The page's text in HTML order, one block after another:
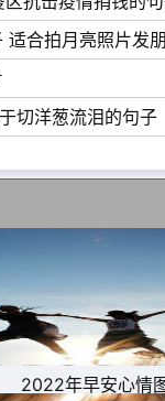
“否定”的力量，
大红大紫，大吉
。
未来，新的一年
，在这总结的时
谊，谈心谈出欢喜
第一份愿望吧，
。春节快乐!
，就要和2020
适合拍月亮照片发
切洋葱流泪的句子
2022年早安心情